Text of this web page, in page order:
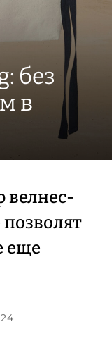
без
в
позволят
еще